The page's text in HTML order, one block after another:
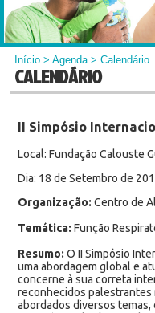
Início >Agenda> Calendário
CALENDÁRIO
II Simpósio
Local: Fundação Calouste
Dia: 18 de Setembro de
Organização: Centro de
Temática: Função
Resumo: O II Simpósio
uma abordagem global e
concerne à sua correta
reconhecidos palestrantes
abordados diversos temas,